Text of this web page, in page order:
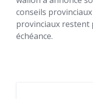
conseils provinciaux
provinciaux restent
échéance.